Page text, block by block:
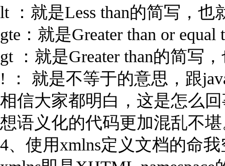
lt ：就是Less than的简写，也
gte：就是Greater than or
gt ：就是Greater than的简写
! ： 就是不等于的意思，跟
相信大家都明白，这是怎么
想语义化的代码更加混乱不
4、使用xmlns定义文档的命